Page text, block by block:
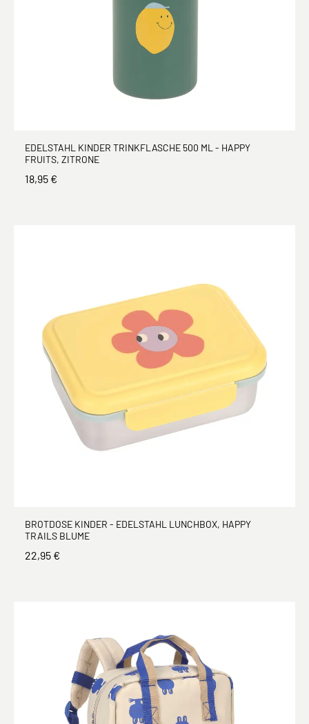
EDELSTAHL KINDER TRINKFLASCHE 500 ML - HAPPY
FRUITS, ZITRONE
18,95 €
BROTDOSE KINDER - EDELSTAHL LUNCHBOX, HAPPY
TRAILS BLUME
22,95 €